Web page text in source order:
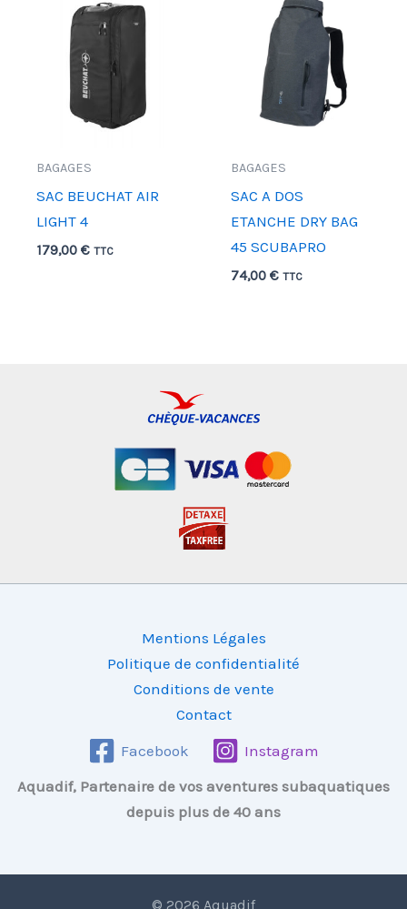
BAGAGES
SAC BEUCHAT AIR
LIGHT 4
179,00€ TTC
BAGAGES
SAC A DOS
ETANCHE DRY BAG
45 SCUBAPRO
74,00€ TTC
Mentions Légales
Politique de confidentialité
Conditions de vente
Contact
Facebook
Instagram
Aquadif, Partenaire de vos aventures subaquatiques
depuis plus de 40 ans
© 2026 Aquadif